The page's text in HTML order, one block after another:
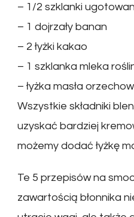
– 1/2 szklanki
– 1 dojrzały banan
– 2 łyżki kakao
– 1 szklanka mleka
– łyżka masła
Wszystkie składniki
uzyskać bardziej
możemy dodać łyżkę
Te 5 przepisów na
zawartością błonnika